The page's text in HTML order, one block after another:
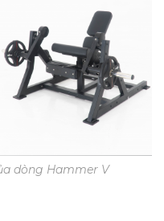
dòng Hammer V